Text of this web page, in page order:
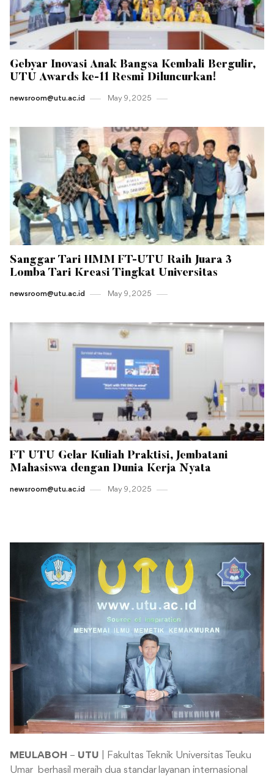
Gebyar Inovasi Anak Bangsa Kembali Bergulir,
UTU Awards ke-11 Resmi Diluncurkan!
newsroom@utu.ac.id May 9 , 2025
Sanggar Tari HMM FT-UTU Raih Juara 3
Lomba Tari Kreasi Tingkat Universitas
newsroom@utu.ac.id May 9 , 2025
FT UTU Gelar Kuliah Praktisi, Jembatani
Mahasiswa dengan Dunia Kerja Nyata
newsroom@utu.ac.id May 9 , 2025
MEULABOH – UTU | Fakultas Teknik Universitas Teuku
Umar berhasil meraih dua standar layanan internasional